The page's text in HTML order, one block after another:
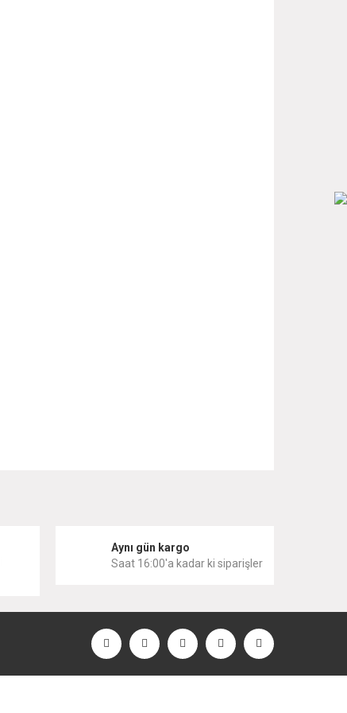
Aynı gün kargo
Saat 16:00'a kadar ki siparişler